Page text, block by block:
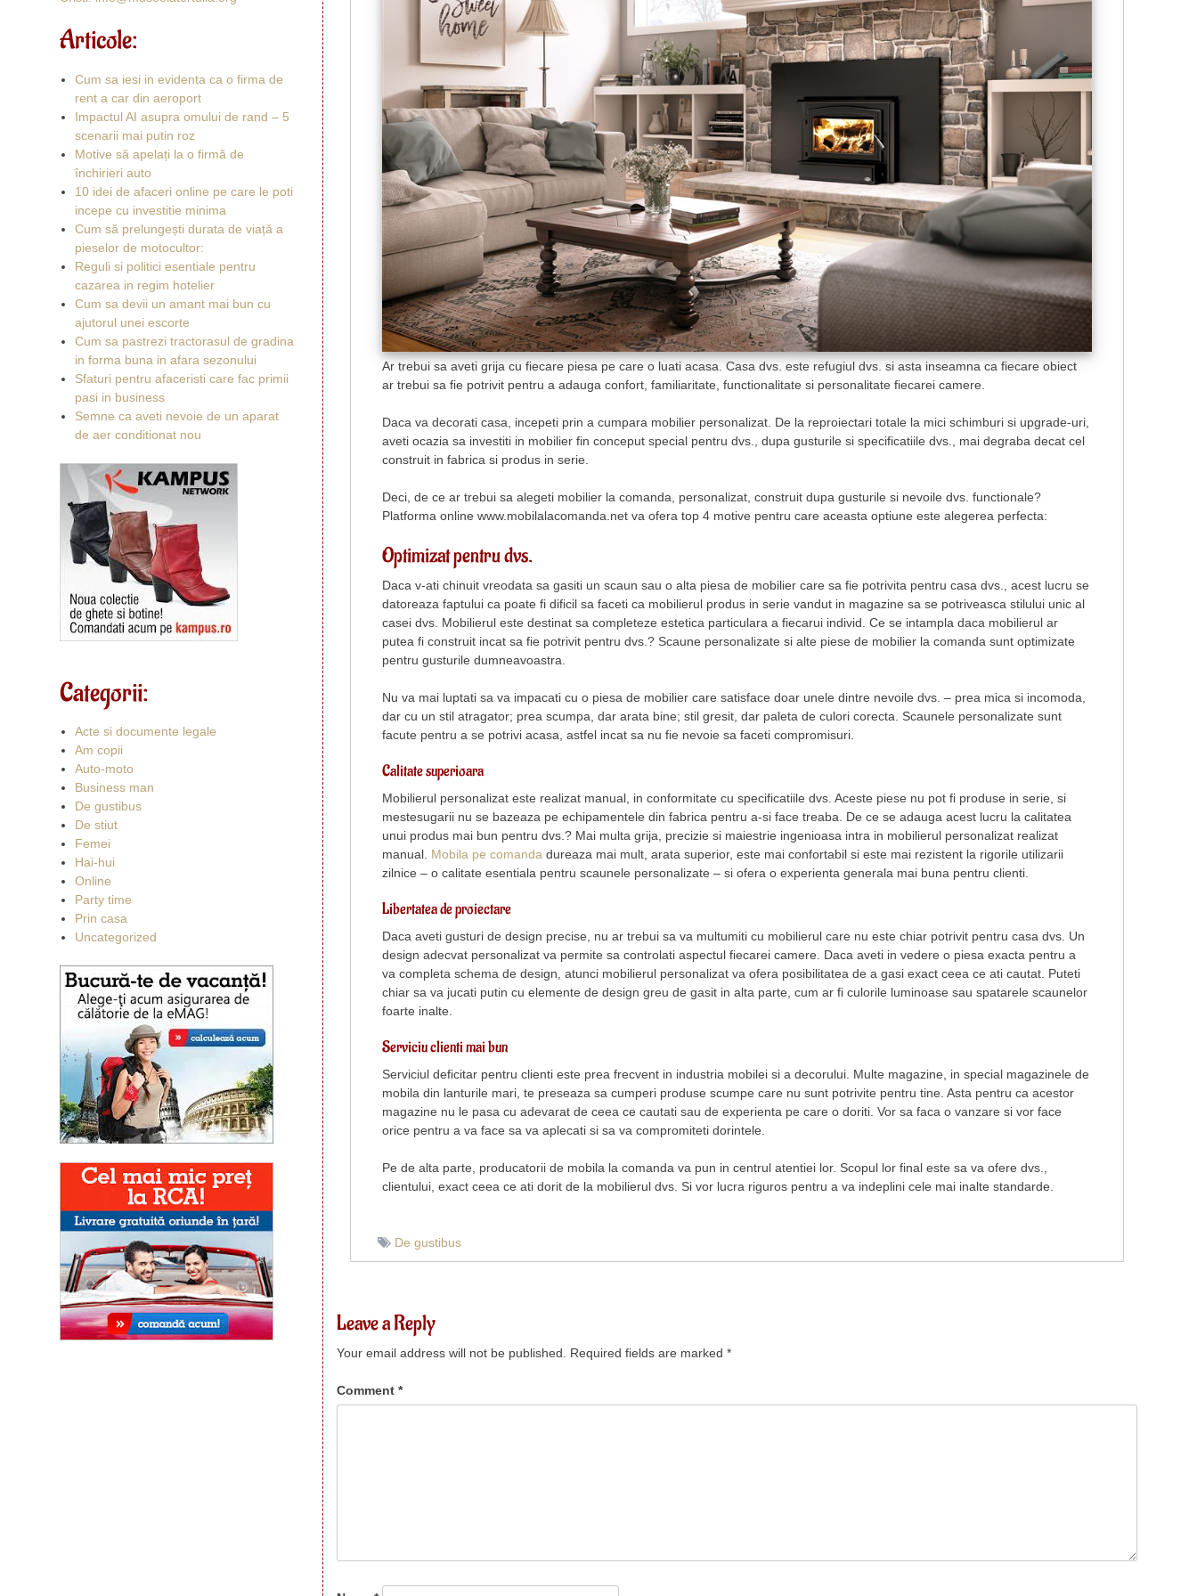
Articole:
Cum sa iesi in evidenta ca o firma de
rent a car din aeroport
Impactul AI asupra omului de rand – 5
scenarii mai putin roz
Motive să apelați la o firmă de
închirieri auto
10 idei de afaceri online pe care le poti
incepe cu investitie minima
Cum să prelungești durata de viață a
pieselor de motocultor:
Reguli si politici esentiale pentru
cazarea in regim hotelier
Cum sa devii un amant mai bun cu
ajutorul unei escorte
Cum sa pastrezi tractorasul de gradina
in forma buna in afara sezonului
Sfaturi pentru afaceristi care fac primii
pasi in business
Semne ca aveti nevoie de un aparat
de aer conditionat nou
Categorii:
Acte si documente legale
Am copii
Auto-moto
Business man
De gustibus
De stiut
Femei
Hai-hui
Online
Party time
Prin casa
Uncategorized
Ar trebui sa aveti grija cu fiecare piesa pe care o luati acasa. Casa dvs. este refugiul dvs. si asta inseamna ca fiecare obiect
ar trebui sa fie potrivit pentru a adauga confort, familiaritate, functionalitate si personalitate fiecarei camere.
Daca va decorati casa, incepeti prin a cumpara mobilier personalizat. De la reproiectari totale la mici schimburi si upgrade-uri,
aveti ocazia sa investiti in mobilier fin conceput special pentru dvs., dupa gusturile si specificatiile dvs., mai degraba decat cel
construit in fabrica si produs in serie.
Deci, de ce ar trebui sa alegeti mobilier la comanda, personalizat, construit dupa gusturile si nevoile dvs. functionale?
Platforma online www.mobilalacomanda.net va ofera top 4 motive pentru care aceasta optiune este alegerea perfecta:
Optimizat pentru dvs.
Daca v-ati chinuit vreodata sa gasiti un scaun sau o alta piesa de mobilier care sa fie potrivita pentru casa dvs., acest lucru se
datoreaza faptului ca poate fi dificil sa faceti ca mobilierul produs in serie vandut in magazine sa se potriveasca stilului unic al
casei dvs. Mobilierul este destinat sa completeze estetica particulara a fiecarui individ. Ce se intampla daca mobilierul ar
putea fi construit incat sa fie potrivit pentru dvs.? Scaune personalizate si alte piese de mobilier la comanda sunt optimizate
pentru gusturile dumneavoastra.
Nu va mai luptati sa va impacati cu o piesa de mobilier care satisface doar unele dintre nevoile dvs. – prea mica si incomoda,
dar cu un stil atragator; prea scumpa, dar arata bine; stil gresit, dar paleta de culori corecta. Scaunele personalizate sunt
facute pentru a se potrivi acasa, astfel incat sa nu fie nevoie sa faceti compromisuri.
Calitate superioara
Mobilierul personalizat este realizat manual, in conformitate cu specificatiile dvs. Aceste piese nu pot fi produse in serie, si
mestesugarii nu se bazeaza pe echipamentele din fabrica pentru a-si face treaba. De ce se adauga acest lucru la calitatea
unui produs mai bun pentru dvs.? Mai multa grija, precizie si maiestrie ingenioasa intra in mobilierul personalizat realizat
manual. Mobila pe comanda dureaza mai mult, arata superior, este mai confortabil si este mai rezistent la rigorile utilizarii
zilnice – o calitate esentiala pentru scaunele personalizate – si ofera o experienta generala mai buna pentru clienti.
Libertatea de proiectare
Daca aveti gusturi de design precise, nu ar trebui sa va multumiti cu mobilierul care nu este chiar potrivit pentru casa dvs. Un
design adecvat personalizat va permite sa controlati aspectul fiecarei camere. Daca aveti in vedere o piesa exacta pentru a
va completa schema de design, atunci mobilierul personalizat va ofera posibilitatea de a gasi exact ceea ce ati cautat. Puteti
chiar sa va jucati putin cu elemente de design greu de gasit in alta parte, cum ar fi culorile luminoase sau spatarele scaunelor
foarte inalte.
Serviciu clienti mai bun
Serviciul deficitar pentru clienti este prea frecvent in industria mobilei si a decorului. Multe magazine, in special magazinele de
mobila din lanturile mari, te preseaza sa cumperi produse scumpe care nu sunt potrivite pentru tine. Asta pentru ca acestor
magazine nu le pasa cu adevarat de ceea ce cautati sau de experienta pe care o doriti. Vor sa faca o vanzare si vor face
orice pentru a va face sa va aplecati si sa va compromiteti dorintele.
Pe de alta parte, producatorii de mobila la comanda va pun in centrul atentiei lor. Scopul lor final este sa va ofere dvs.,
clientului, exact ceea ce ati dorit de la mobilierul dvs. Si vor lucra riguros pentru a va indeplini cele mai inalte standarde.
De gustibus
Leave a Reply
Your email address will not be published. Required fields are marked*
Comment*